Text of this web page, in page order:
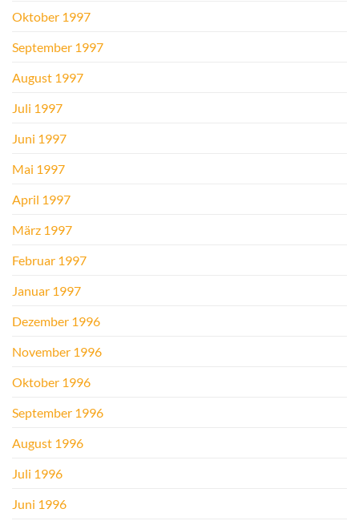
Oktober 1997
September 1997
August 1997
Juli 1997
Juni 1997
Mai 1997
April 1997
März 1997
Februar 1997
Januar 1997
Dezember 1996
November 1996
Oktober 1996
September 1996
August 1996
Juli 1996
Juni 1996